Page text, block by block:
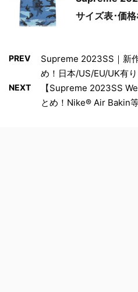
サイズ表･価
PREV
Supreme 2023SS｜新
め！日本/US/EU/UK有り
NEXT
【Supreme 2023SS
とめ！Nike® Air Bakin